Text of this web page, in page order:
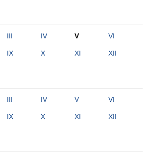
III IV V VI
IX X XI XII
III IV V VI
IX X XI XII